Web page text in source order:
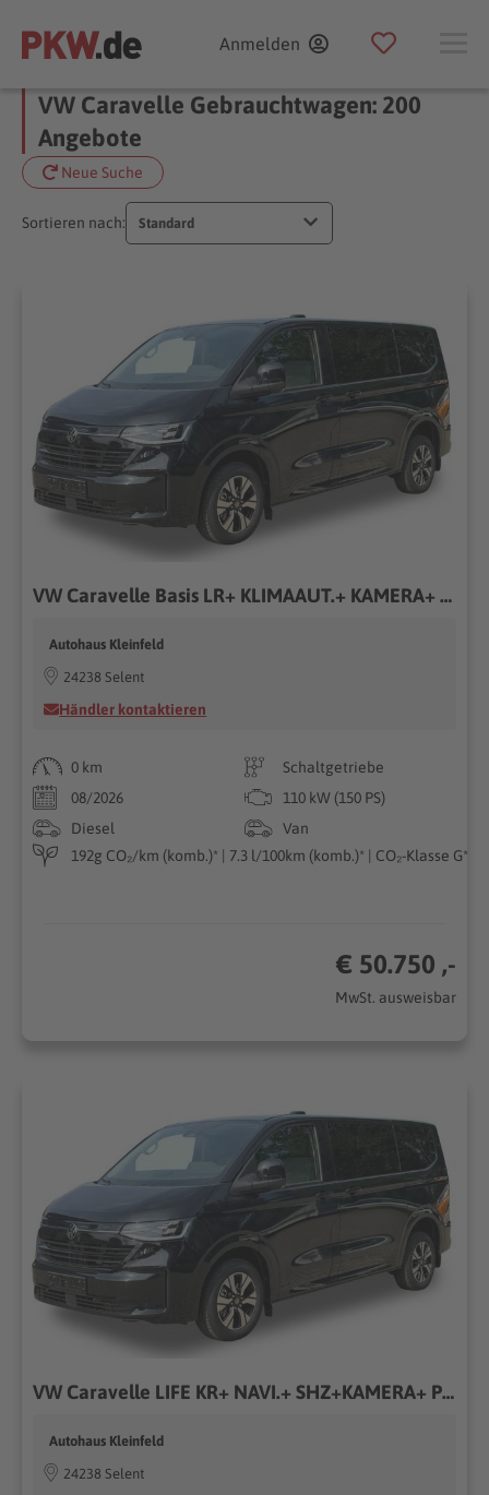
Anmelden
VW Caravelle Gebrauchtwagen: 200
Angebote
Neue Suche
Sortieren nach: Standard
VW Caravelle Basis LR+ KLIMAAUT.+ KAMERA+ PDC+ LED 2.0 TDI 110 kW (150PS) 6-Gang, Euro 6 EB [12]
Autohaus Kleinfeld
24238 Selent
Händler kontaktieren
0 km
Schaltgetriebe
08/2026
110 kW (150 PS)
Diesel
Van
192g CO₂/km (komb.)* | 7.3 l/100km (komb.)* | CO₂-Klasse G*
€ 50.750 ,-
MwSt. ausweisbar
VW Caravelle LIFE KR+ NAVI.+ SHZ+KAMERA+ PDC+ KLIMAUAUT. 2.0 TDI 110 kW (150PS) 6-Gang, Euro 6 EB [12]
Autohaus Kleinfeld
24238 Selent